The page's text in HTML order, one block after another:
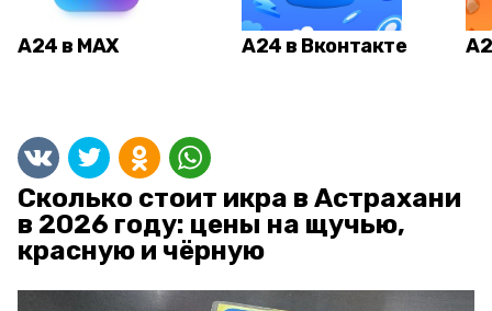
А24 в MAX А24 в Вконтакте
Сколько стоит икра в Астрахани
в 2026 году: цены на щучью,
красную и чёрную